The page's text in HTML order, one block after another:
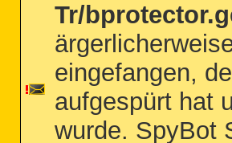
Tr/
eingefangen,
aufgespürt hat
wurde. SpyBot